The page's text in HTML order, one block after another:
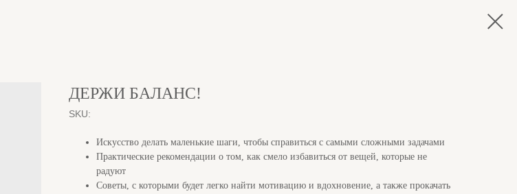
ДЕРЖИ БАЛАНС!
SKU:
Искусство делать маленькие шаги, чтобы справиться с самыми сложными задачами
Практические рекомендации о том, как смело избавиться от вещей, которые не
радуют
Советы, с которыми будет легко найти мотивацию и вдохновение, а также прокачать